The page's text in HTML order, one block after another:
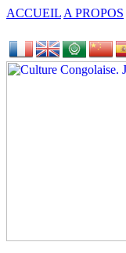
ACCUEIL A PROPOS